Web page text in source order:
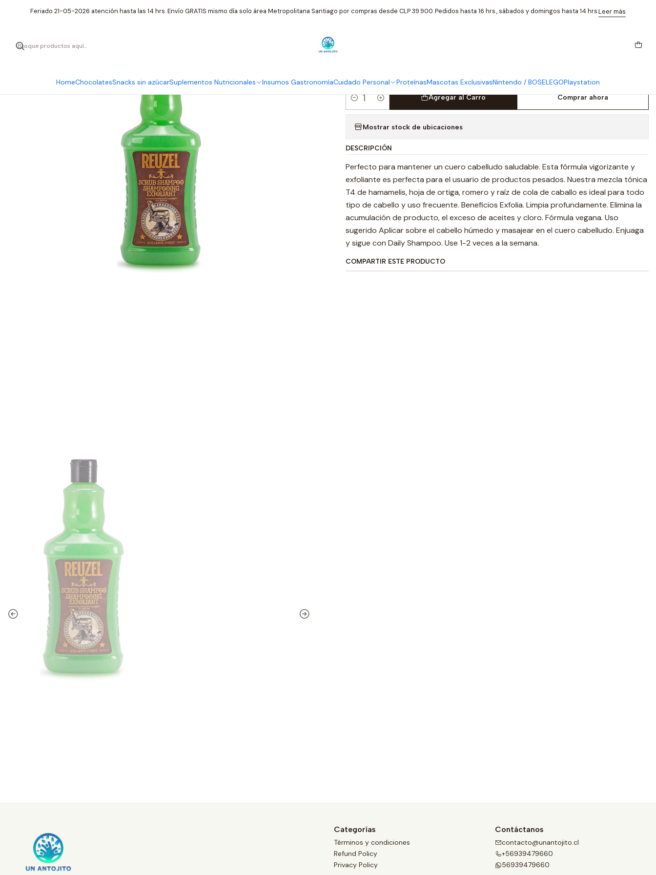
HomeChocolatesSnacks sin azúcarSuplementos Nutricionales Insumos GastronomíaCuidado Personal ProteínasMascotas ExclusivasNintendo / BOSELEGOPlaystation
Feriado 21-05-2026 atención hasta las 14 hrs. Envío GRATIS mismo día solo área Metropolitana Santiago por compras desde CLP 39.900. Pedidos hasta 16 hrs., sábados y domingos hasta 14 hrs.Leer más
Inicio Cuidado Personal Reuzel Reuzel Shampoo Exfoliante Purificante Cabello Graso 1litro
Cantidad
Agregar al Carro Comprar ahora
Mostrar stock de ubicaciones
DESCRIPCIÓN
Perfecto para mantener un cuero cabelludo saludable. Esta fórmula vigorizante y
exfoliante es perfecta para el usuario de productos pesados. Nuestra mezcla tónica
T4 de hamamelis, hoja de ortiga, romero y raíz de cola de caballo es ideal para todo
tipo de cabello y uso frecuente. Beneficios Exfolia. Limpia profundamente. Elimina la
acumulación de producto, el exceso de aceites y cloro. Fórmula vegana. Uso
sugerido Aplicar sobre el cabello húmedo y masajear en el cuero cabelludo. Enjuaga
y sigue con Daily Shampoo. Use 1-2 veces a la semana.
COMPARTIR ESTE PRODUCTO
Categorías
Términos y condiciones
Refund Policy
Privacy Policy
Contáctanos
contacto@unantojito.cl
+56939479660
56939479660